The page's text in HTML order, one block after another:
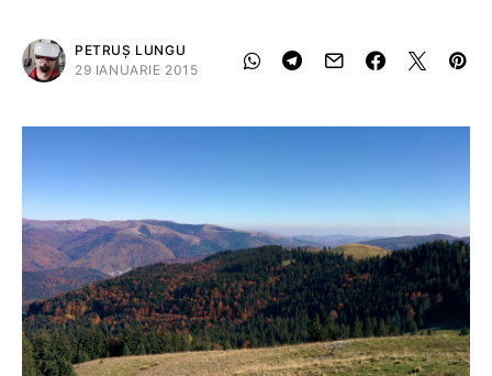
PETRUȘ LUNGU
29 IANUARIE 2015